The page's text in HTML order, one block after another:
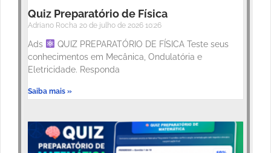
Quiz Preparatório de Física
Adriano Rocha 20 de julho de 2026 10:26
Ads
QUIZ PREPARATÓRIO DE FÍSICA Teste seus
conhecimentos em Mecânica, Ondulatória e
Eletricidade. Responda
Saiba mais »